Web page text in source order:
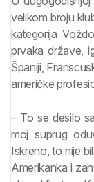
velikom broju
kategorija
prvaka države,
Španiji,
američke
– To se desilo
moj suprug
Iskreno, to nije
Amerikanka i